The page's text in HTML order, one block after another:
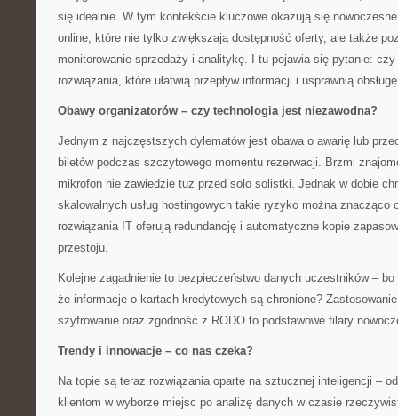
się idealnie. W tym kontekście kluczowe okazują się
online, które nie tylko zwiększają dostępność oferty, ale także
monitorowanie sprzedaży i analitykę. I tu pojawia się pytanie:
rozwiązania, które ułatwią przepływ informacji i usprawnią
Obawy organizatorów – czy technologia jest niezawodna?
Jednym z najczęstszych dylematów jest obawa o awarię lub
biletów podczas szczytowego momentu rezerwacji. Brzmi
mikrofon nie zawiedzie tuż przed solo solistki. Jednak w dobie
skalowalnych usług hostingowych takie ryzyko można znacząco
rozwiązania IT oferują redundancję i automatyczne kopie
przestoju.
Kolejne zagadnienie to bezpieczeństwo danych uczestników –
że informacje o kartach kredytowych są chronione?
szyfrowanie oraz zgodność z RODO to podstawowe filary
Trendy i innowacje – co nas czeka?
Na topie są teraz rozwiązania oparte na sztucznej inteligencji –
klientom w wyborze miejsc po analizę danych w czasie